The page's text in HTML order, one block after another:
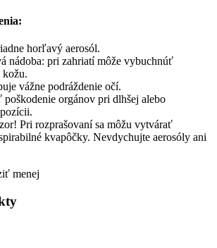
horľavý aerosól.
nádoba: pri zahriatí môže vybuchnúť
vážne podráždenie očí.
orgánov pri dlhšej alebo
Pri rozprašovaní sa môžu vytvárať
kvapôčky. Nevdychujte aerosóly ani
menej